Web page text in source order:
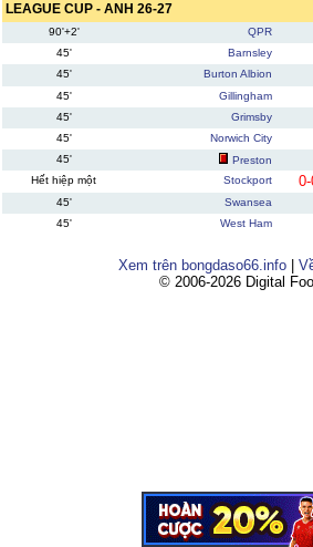
LEAGUE CUP - ANH 26-27
90'+2' QPR
45'
Barnsley
45'
Burton Albion
45'
Gillingham
45'
Grimsby
45'
Norwich City
45'
Preston
Hết hiệp một
Stockport
45'
Swansea
45'
West Ham
Xem trên bongdaso66.info
© 2006-2026 Digital